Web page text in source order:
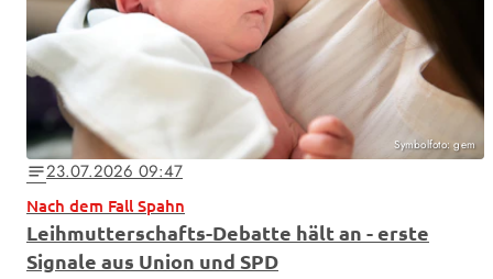
Symbolfoto: gem
notes23.07.2026 09:47
Nach dem Fall Spahn
Leihmutterschafts-Debatte hält an - erste
Signale aus Union und SPD